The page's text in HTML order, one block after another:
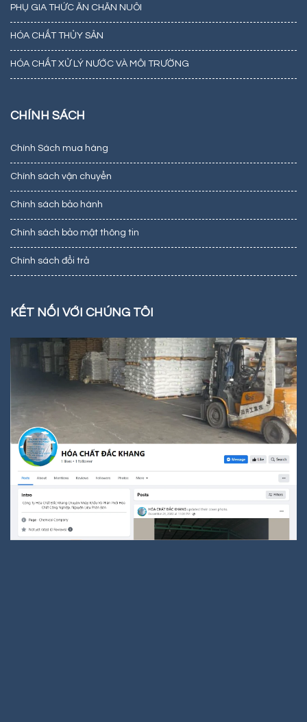
PHỤ GIA THỨC ĂN CHĂN NUÔI
HÓA CHẤT THỦY SẢN
HÓA CHẤT XỬ LÝ NƯỚC VÀ MÔI TRƯỜNG
CHÍNH SÁCH
Chính Sách mua hàng
Chính sách vận chuyển
Chính sách bảo hành
Chính sách bảo mật thông tin
Chính sách đổi trả
KẾT NỐI VỚI CHÚNG TÔI